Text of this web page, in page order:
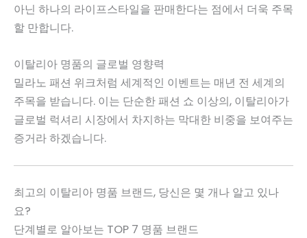
아닌 하나의 라이프스타일을 판매한다는 점에서 더욱 주목
할 만합니다.
이탈리아 명품의 글로벌 영향력
밀라노 패션 위크처럼 세계적인 이벤트는 매년 전 세계의
주목을 받습니다. 이는 단순한 패션 쇼 이상의, 이탈리아가
글로벌 럭셔리 시장에서 차지하는 막대한 비중을 보여주는
증거라 하겠습니다.
최고의 이탈리아 명품 브랜드, 당신은 몇 개나 알고 있나
요?
단계별로 알아보는 TOP 7 명품 브랜드